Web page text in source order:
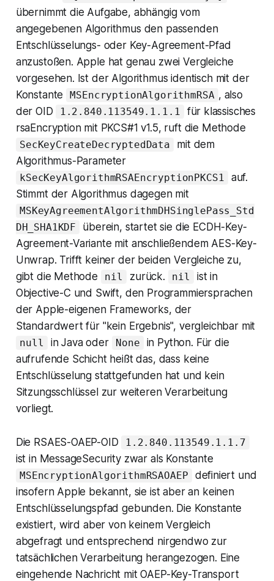
übernimmt die Aufgabe, abhängig vom
angegebenen Algorithmus den passenden
Entschlüsselungs- oder Key-Agreement-Pfad
anzustoßen. Apple hat genau zwei Vergleiche
vorgesehen. Ist der Algorithmus identisch mit der
Konstante
MSEncryptionAlgorithmRSA , also
der OID
1.2.840.113549.1.1.1
für klassisches
rsaEncryption mit PKCS#1 v1.5, ruft die Methode
SecKeyCreateDecryptedData
mit dem
Algorithmus-Parameter
kSecKeyAlgorithmRSAEncryptionPKCS1
auf.
Stimmt der Algorithmus dagegen mit
MSKeyAgreementAlgorithmDHSinglePass_Std
DH_SHA1KDF
überein, startet sie die ECDH-Key-
Agreement-Variante mit anschließendem AES-Key-
Unwrap. Trifft keiner der beiden Vergleiche zu,
gibt die Methode
nil zurück. nil
ist in
Objective-C und Swift, den Programmiersprachen
der Apple-eigenen Frameworks, der
Standardwert für "kein Ergebnis", vergleichbar mit
null in Java oder None
in Python. Für die
aufrufende Schicht heißt das, dass keine
Entschlüsselung stattgefunden hat und kein
Sitzungsschlüssel zur weiteren Verarbeitung
vorliegt.
Die RSAES-OAEP-OID 1.2.840.113549.1.1.7
ist in MessageSecurity zwar als Konstante
MSEncryptionAlgorithmRSAOAEP
definiert und
insofern Apple bekannt, sie ist aber an keinen
Entschlüsselungspfad gebunden. Die Konstante
existiert, wird aber von keinem Vergleich
abgefragt und entsprechend nirgendwo zur
tatsächlichen Verarbeitung herangezogen. Eine
eingehende Nachricht mit OAEP-Key-Transport